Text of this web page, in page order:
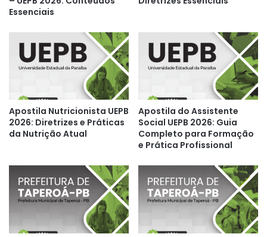
Essenciais
Apostila Nutricionista UEPB
2026: Diretrizes e Práticas
da Nutrição Atual
Apostila do Assistente
Social UEPB 2026: Guia
Completo para Formação
e Prática Profissional